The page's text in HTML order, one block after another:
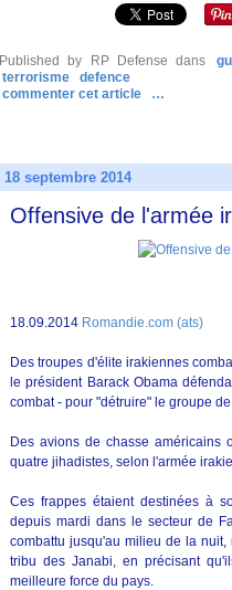
Published by RP Defense dans
terrorisme
defence
commenter cet article
…
18 septembre 2014
Offensive de l'armée
18.09.2014 Romandie.com (ats)
Des troupes d'élite irakiennes
le président Barack Obama
combat - pour "détruire" le groupe
Des avions de chasse américains
quatre jihadistes, selon l'armée
Ces frappes étaient destinées à
depuis mardi dans le secteur de
combattu jusqu'au milieu de la
tribu des Janabi, en précisant
meilleure force du pays.